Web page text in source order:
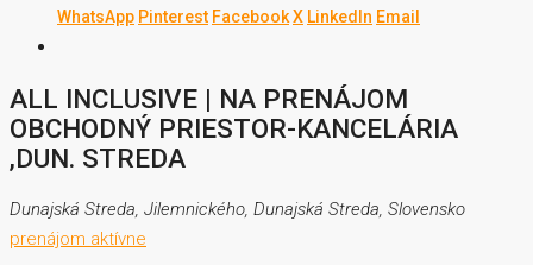
WhatsApp Pinterest FacebookX LinkedIn Email
ALL INCLUSIVE | NA PRENÁJOM
OBCHODNÝ PRIESTOR-KANCELÁRIA
,DUN. STREDA
Dunajská Streda, Jilemnického, Dunajská Streda, Slovensko
prenájom aktívne